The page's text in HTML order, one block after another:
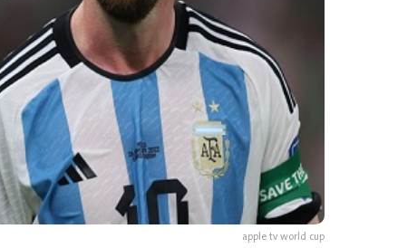
apple tv world cup